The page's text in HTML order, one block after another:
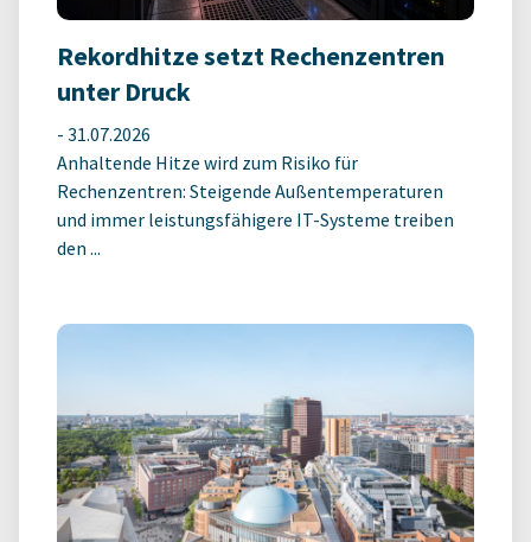
Rekordhitze setzt Rechenzentren
unter Druck
- 31.07.2026
Anhaltende Hitze wird zum Risiko für
Rechenzentren: Steigende Außentemperaturen
und immer leistungsfähigere IT-Systeme treiben
den ...